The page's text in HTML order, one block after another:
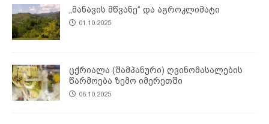
„მანავის მწვანე“ და აგროკლიმატი
01.10.2025
ცქრიალა (შამპანური) ღვინომასალების
წარმოება ზემო იმერეთში
06.10.2025